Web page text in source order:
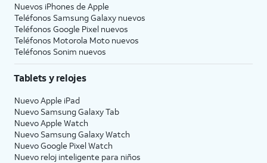
Nuevos iPhones de Apple
Teléfonos Samsung Galaxy nuevos
Teléfonos Google Pixel nuevos
Teléfonos Motorola Moto nuevos
Teléfonos Sonim nuevos
Tablets y relojes
Nuevo Apple iPad
Nuevo Samsung Galaxy Tab
Nuevo Apple Watch
Nuevo Samsung Galaxy Watch
Nuevo Google Pixel Watch
Nuevo reloj inteligente para niños